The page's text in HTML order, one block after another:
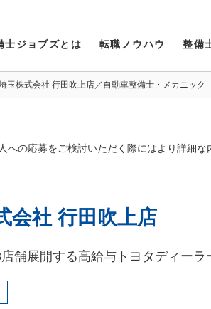
士ジョブズとは 転職ノウハウ 整備
玉株式会社 行田吹上店／自動車整備士・メカニック
の応募をご検討いただく際にはより詳細な
会社 行田吹上店
舗展開する高給与トヨタディーラ